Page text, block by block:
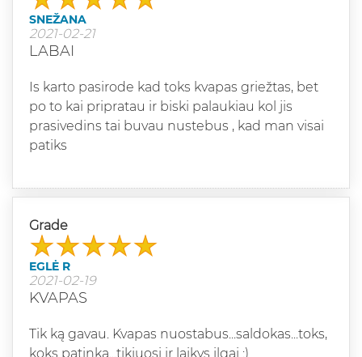
SNEŽANA
2021-02-21
LABAI
Is karto pasirode kad toks kvapas griežtas, bet
po to kai pripratau ir biski palaukiau kol jis
prasivedins tai buvau nustebus , kad man visai
patiks
Grade
EGLĖ R
2021-02-19
KVAPAS
Tik ką gavau. Kvapas nuostabus...saldokas...toks,
koks patinka...tikiuosi ir laikys ilgai :)